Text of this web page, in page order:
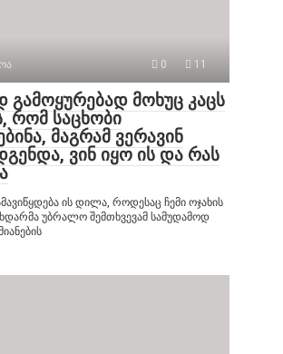
0 11
გამოყურებად მოხუც კაცს
რომ საცხობი
მაგრამ ვერავინ
ვინ იყო ის და რას
ის დილა, როდესაც ჩემი ოჯახის
უბრალო შემთხვევამ სამუდამოდ